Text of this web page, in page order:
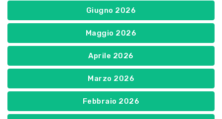
Giugno 2026
Maggio 2026
Aprile 2026
Marzo 2026
Febbraio 2026